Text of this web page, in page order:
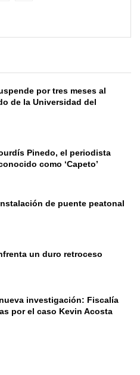
por tres meses al
de la Universidad del
Pinedo, el periodista
como ‘Capeto’
de puente peatonal
un duro retroceso
investigación: Fiscalía
por el caso Kevin Acosta